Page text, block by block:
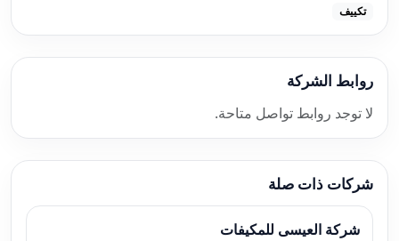
تكييف
روابط الشركة
لا توجد روابط تواصل متاحة.
شركات ذات صلة
شركة العيسى للمكيفات